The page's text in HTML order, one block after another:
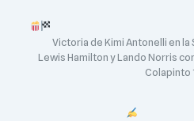
Victoria de Kimi Antonelli en la
Lewis Hamilton y Lando Norris
Colapinto